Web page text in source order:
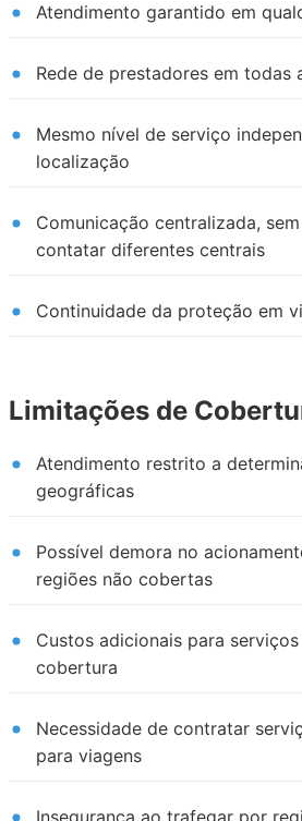
Atendimento garantido em
Rede de prestadores em todas
Mesmo nível de serviço
localização
Comunicação centralizada,
contatar diferentes centrais
Continuidade da proteção em
Limitações de
Atendimento restrito a
geográficas
Possível demora no
regiões não cobertas
Custos adicionais para
cobertura
Necessidade de contratar
para viagens